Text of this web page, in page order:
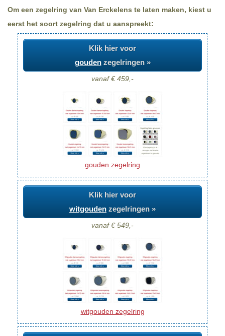
Om een zegelring van Van Erckelens te laten maken, kiest u
eerst het soort zegelring dat u aanspreekt:
Klik hier voor
goudenzegelringen »
vanaf € 459,-
gouden zegelring
Klik hier voor
witgouden zegelringen »
vanaf € 549,-
witgouden zegelring